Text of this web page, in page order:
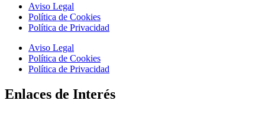
Aviso Legal
Política de Cookies
Política de Privacidad
Aviso Legal
Política de Cookies
Política de Privacidad
Enlaces de Interés